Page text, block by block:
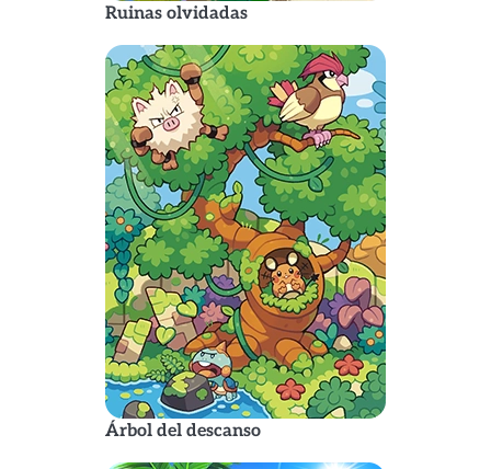
Ruinas olvidadas
Árbol del descanso